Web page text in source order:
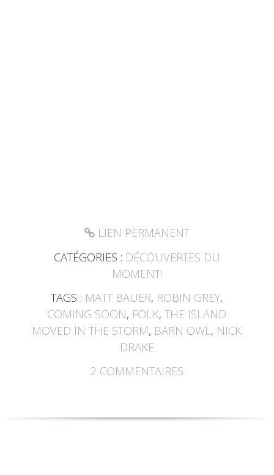
LIEN PERMANENT
CATÉGORIES : DÉCOUVERTES DU
MOMENT!
TAGS : MATT BAUER, ROBIN GREY,
COMING SOON, FOLK,THE ISLAND
MOVED IN THE STORM, BARN OWL , NICK
DRAKE
2 COMMENTAIRES